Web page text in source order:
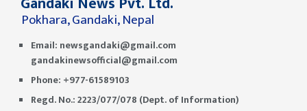
Pokhara, Gandaki, Nepal
Email: newsgandaki@gmail.com
gandakinewsofficial@gmail.com
Phone: +977-61589103
Regd. No.: 2223/077/078 (Dept. of Information)